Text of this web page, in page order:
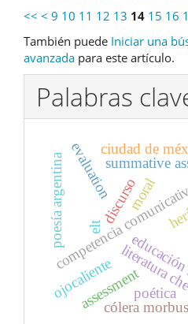
<< < 9 10 11 12 13 14 15 16
También puede Iniciar una
avanzada para este artículo.
Palabras
discurso
competencia
poesía argentina moral
literatura
assessment
evaluationsummative
elt
cólera morbus
ojocaliente
ciudad de
poética